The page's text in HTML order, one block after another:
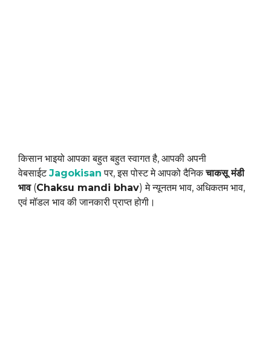
किसान भाइयो आपका बहुत बहुत स्वागत है, आपकी अपनी
वेबसाईटJagokisan पर, इस पोस्ट मे आपको दैनिकचाकसू मंडी
भाव(Chaksu mandi bhav) मे न्यूनतम भाव, अधिकतम भाव,
एवं मॉडल भाव की जानकारी प्राप्त होगी।